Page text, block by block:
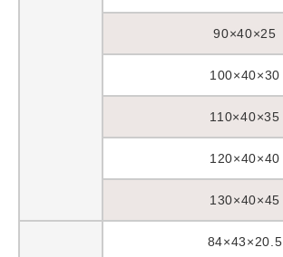
90×40×25
100×40×30
110×40×35
120×40×40
130×40×45
84×43×20.5